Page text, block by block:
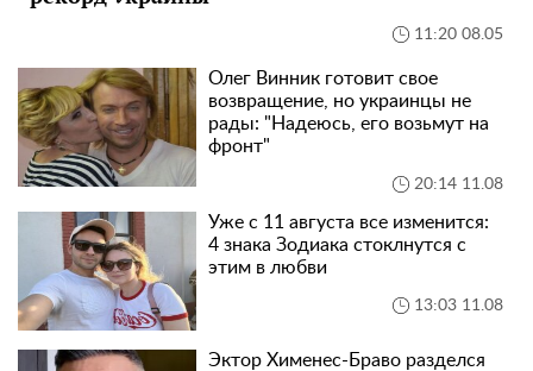
11:20 08.05
Олег Винник готовит свое
возвращение, но украинцы не
рады: "Надеюсь, его возьмут на
фронт"
20:14 11.08
Уже с 11 августа все изменится:
4 знака Зодиака стоклнутся с
этим в любви
13:03 11.08
Эктор Хименес-Браво разделся